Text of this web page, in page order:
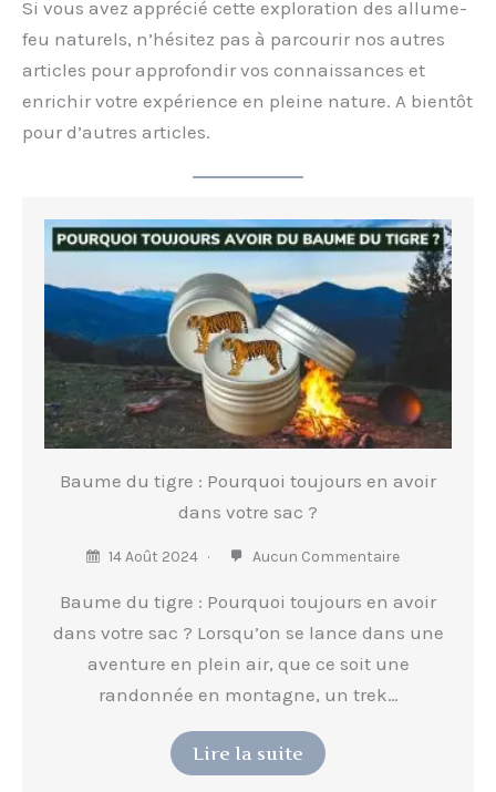
Si vous avez apprécié cette exploration des allume-
feu naturels, n’hésitez pas à parcourir nos autres
articles pour approfondir vos connaissances et
enrichir votre expérience en pleine nature. A bientôt
pour d’autres articles.
Baume du tigre : Pourquoi toujours en avoir
dans votre sac ?
14 Août 2024 Aucun Commentaire
Baume du tigre : Pourquoi toujours en avoir
dans votre sac ? Lorsqu’on se lance dans une
aventure en plein air, que ce soit une
randonnée en montagne, un trek…
Lire la suite